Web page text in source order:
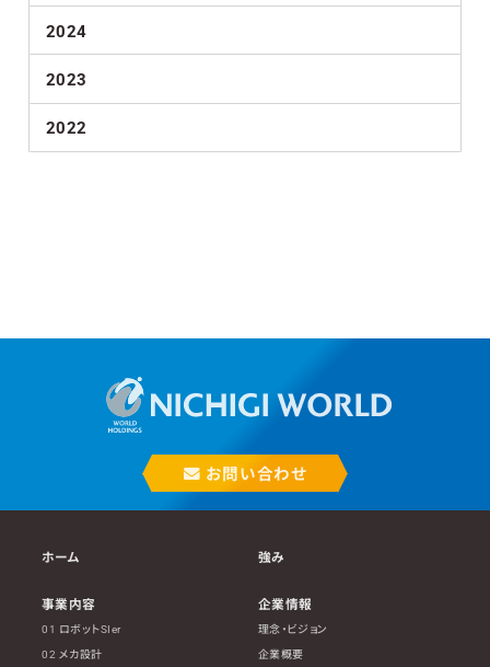
2024
2023
2022
お問い合わせ
ホーム 強み
事業内容
01 ロボットSIer
02 メカ設計
企業情報
理念・ビジョン
企業概要